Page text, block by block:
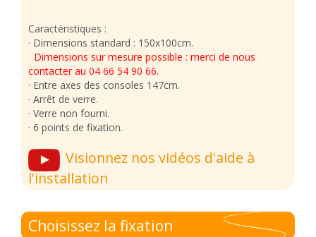
Caractéristiques :
· Dimensions standard : 150x100cm.
Dimensions sur mesure possible : merci de nous
contacter au 04 66 54 90 66.
· Entre axes des consoles 147cm.
· Arrêt de verre.
· Verre non fourni.
· 6 points de fixation.
Visionnez nos vidéos d'aide à
l'installation
Choisissez la fixation